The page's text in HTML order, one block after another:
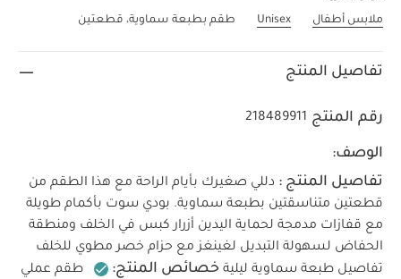
ملابس أطفال Unisex طقم بطبعة سماوية، قطعتين
تفاصيل المنتج
رقم المنتج 218489911
الوصف:
تفاصيل المنتج : دللي صغيرك بأيام الراحة مع هذا الطقم من
قطعتين متناسقتين بطبعة سماوية. بودي سوت بأكمام طويلة
مع قفازات مدمجة لحماية اليدين أزرار كبس في الخلف ومنطقة
الحفاض لسهولة التبديل لغينغز مع حزام خصر مطوي للخلف
تفاصيل طبعة سماوية ليلية خصائص المنتج:
طقم عملي